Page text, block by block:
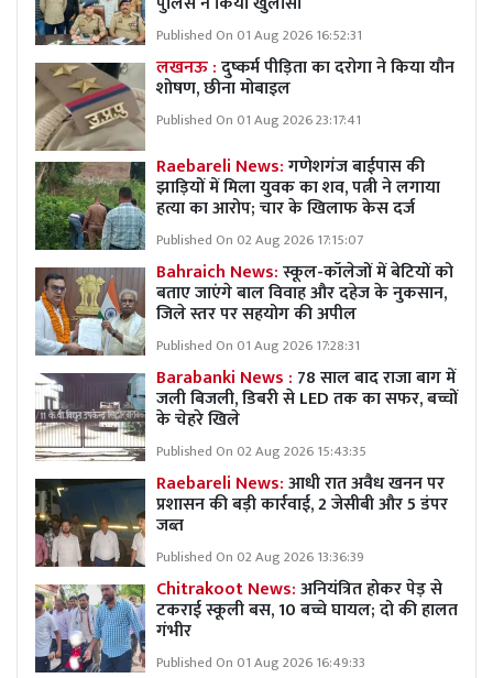
Published On 01 Aug 2026 16:52:31
लखनऊ :दुष्कर्म पीड़िता का दरोगा ने किया यौन
शोषण, छीना मोबाइल
Published On 01 Aug 2026 23:17:41
Raebareli News:गणेशगंज बाईपास की
झाड़ियों में मिला युवक का शव, पत्नी ने लगाया
हत्या का आरोप; चार के खिलाफ केस दर्ज
Published On 02 Aug 2026 17:15:07
Bahraich News:स्कूल-कॉलेजों में बेटियों को
बताए जाएंगे बाल विवाह और दहेज के नुकसान,
जिले स्तर पर सहयोग की अपील
Published On 01 Aug 2026 17:28:31
Barabanki News : 78 साल बाद राजा बाग में
जली बिजली, डिबरी से LED तक का सफर, बच्चों
के चेहरे खिले
Published On 02 Aug 2026 15:43:35
Raebareli News:आधी रात अवैध खनन पर
प्रशासन की बड़ी कार्रवाई, 2 जेसीबी और 5 डंपर
जब्त
Published On 02 Aug 2026 13:36:39
Chitrakoot News:अनियंत्रित होकर पेड़ से
टकराई स्कूली बस, 10 बच्चे घायल; दो की हालत
गंभीर
Published On 01 Aug 2026 16:49:33